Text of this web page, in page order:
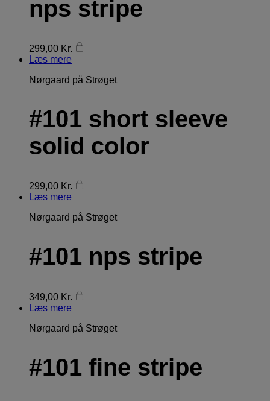
nps stripe
299,00 Kr.
Læs mere
Nørgaard på Strøget
#101 short sleeve
solid color
299,00 Kr.
Læs mere
Nørgaard på Strøget
#101 nps stripe
349,00 Kr.
Læs mere
Nørgaard på Strøget
#101 fine stripe